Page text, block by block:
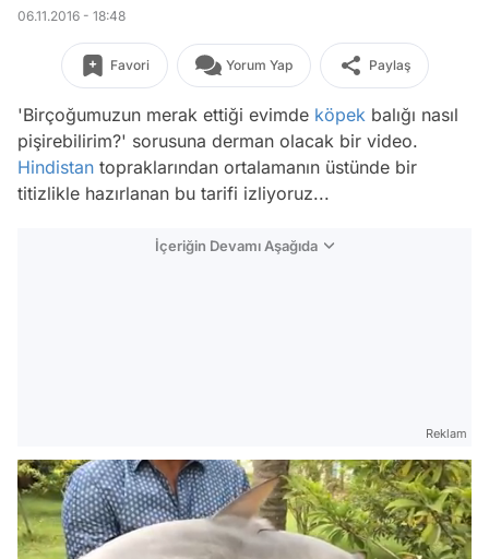
06.11.2016 - 18:48
Favori Yorum Yap Paylaş
'Birçoğumuzun merak ettiği evimde köpek balığı nasıl
pişirebilirim?' sorusuna derman olacak bir video.
Hindistan topraklarından ortalamanın üstünde bir
titizlikle hazırlanan bu tarifi izliyoruz...
İçeriğin Devamı Aşağıda
Reklam